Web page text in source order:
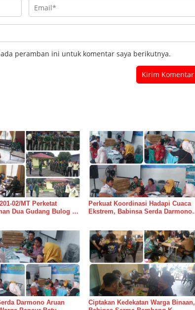
peramban ini untuk komentar saya berikutnya.
02/MT Perketat
Dua Gudang Bulog di
Perkuat Koordinasi Hadapi Cuaca
Ekstrem, Babinsa Serda Darmono
Darmono Aruan
Ciptakan Kedekatan Warga Binaan,